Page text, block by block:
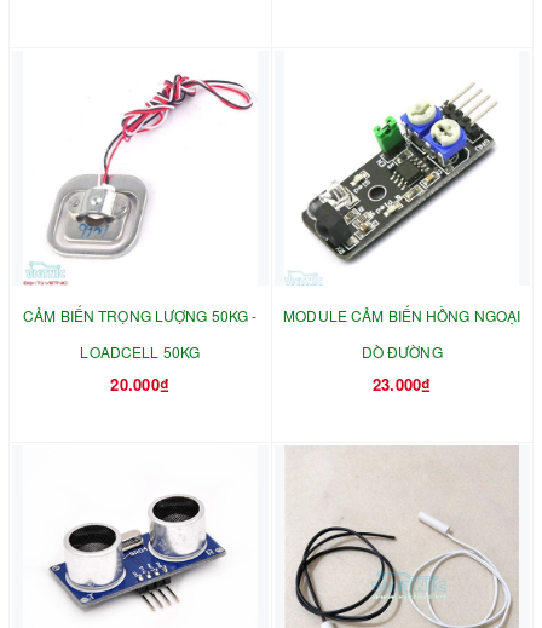
CẢM BIẾN TRỌNG LƯỢNG 50KG -
LOADCELL 50KG
20.000₫
MODULE CẢM BIẾN HỒNG NGOẠI
DÒ ĐƯỜNG
23.000₫